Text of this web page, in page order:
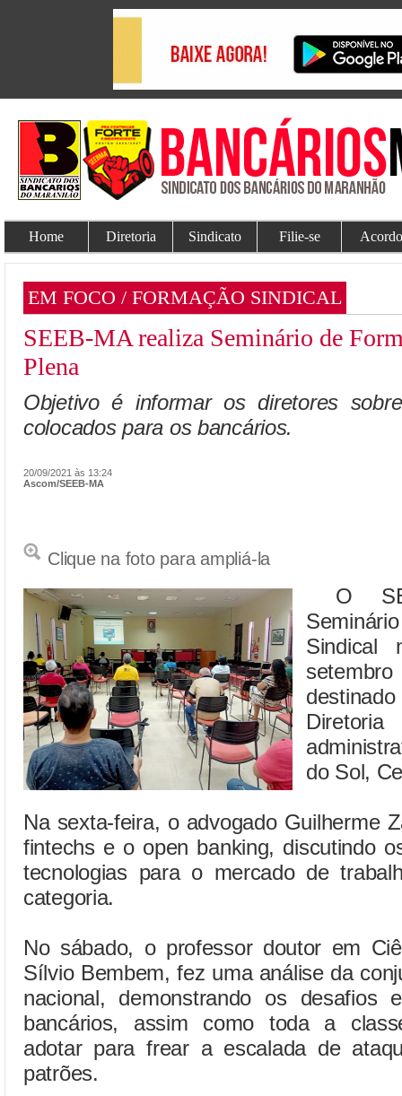
Home Diretoria Sindicato Filie-se
EM FOCO / FORMAÇÃO SINDICAL
SEEB-MA realiza Seminário de
Plena
Objetivo é informar os diretores
colocados para os bancários.
20/09/2021 às 13:24
Ascom/SEEB-MA
Clique na foto para ampliá-la
O
do Sol,
Na sexta-feira, o advogado Guilherme
fintechs e o open banking, discutindo
tecnologias para o mercado de
categoria.
No sábado, o professor doutor em
Sílvio Bembem, fez uma análise da
nacional, demonstrando os desafios
bancários, assim como toda a
adotar para frear a escalada de
patrões.